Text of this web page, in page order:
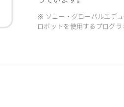
※ ソニー・グローバルエデュ
ロボットを使用するプログ